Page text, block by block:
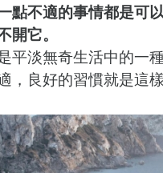
點不適的事情都是可
開它。
平淡無奇生活中的一種
，良好的習慣就是這樣